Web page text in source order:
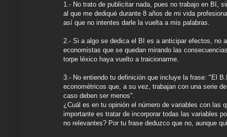
1.- No trato de publicitar nada, pues no trabajo en BI,
al que me dediqué durante 8 años de mi vida
así que no intentes darle la vuelta a mis palabras.
2.- Si a algo se dedica el BI es a anticipar efectos, no
economistas que se quedan mirando las
torpe léxico haya vuelto a traicionarme.
3.- No entiendo tu definición que incluye la frase: "El
econométricos que, a su vez, trabajan con una serie
caso deben ser menos".
¿Cuál es en tu opinión el número de variables con las
importante es tratar de incorporar todas las variables
no relevantes? Por tu frase deduzco que no, aunque